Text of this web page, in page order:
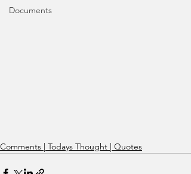
Documents
Comments | Todays Thought | Quotes